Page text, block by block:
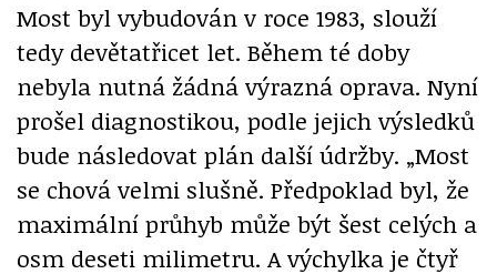
Most byl vybudován v roce 1983, slouží
tedy devětatřicet let. Během té doby
nebyla nutná žádná výrazná oprava. Nyní
prošel diagnostikou, podle jejich výsledků
bude následovat plán další údržby. „Most
se chová velmi slušně. Předpoklad byl, že
maximální průhyb může být šest celých a
osm deseti milimetru. A výchylka je čtyř